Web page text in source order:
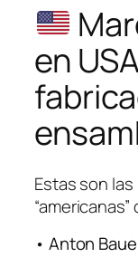
en
Estas son
• Anton